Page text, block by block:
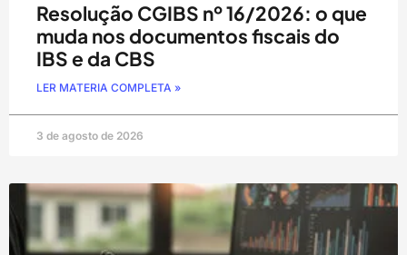
Resolução CGIBS nº 16/2026: o que
muda nos documentos fiscais do
IBS e da CBS
LER MATERIA COMPLETA »
3 de agosto de 2026